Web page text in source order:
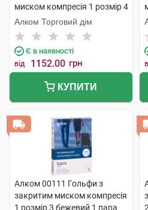
миском компресія 1 розмір 4
бежевий 1 пара
Алком Торговий дім
Є в наявності
від 1152.00 грн
КУПИТИ
Алком 00111 Гольфи з
закритим миском компресія
1 розмір 3 бежевий 1 пара